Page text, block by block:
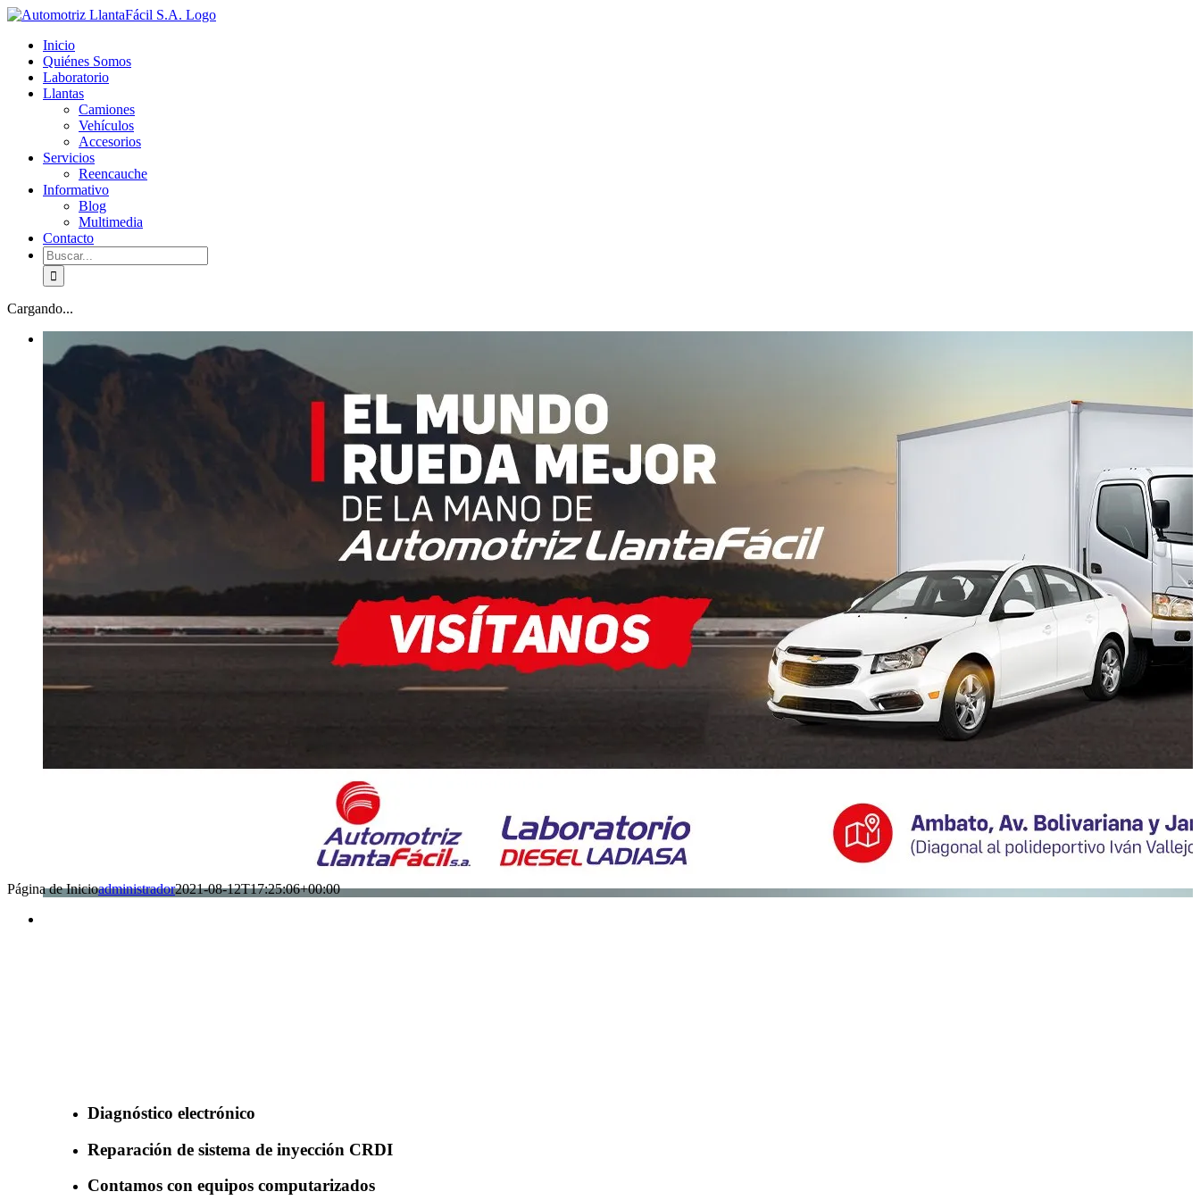
Skip
content
facebook
youtube
Inicio
Quiénes Somos
Laboratorio
Llantas
Camiones
Vehículos
Accesorios
Servicios
Reencauche
Informativo
Blog
Multimedia
Contacto
Buscar:
Cargando...
Página de Inicioadministrador2021-08-12T17:25:06+00:00
Diagnóstico electrónico
Reparación de sistema de inyección CRDI
Contamos con equipos computarizados